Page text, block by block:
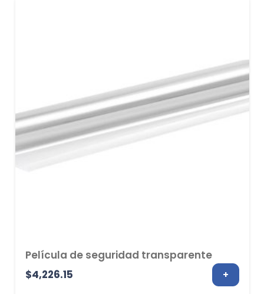
Película de seguridad transparente
$4,226.15 +